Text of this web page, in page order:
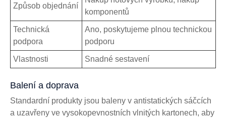
Způsob objednání
komponentů
Technická
podpora
Ano, poskytujeme plnou technickou
podporu
Vlastnosti Snadné sestavení
Balení a doprava
Standardní produkty jsou baleny v antistatických sáčcích
a uzavřeny ve vysokopevnostních vlnitých kartonech, aby